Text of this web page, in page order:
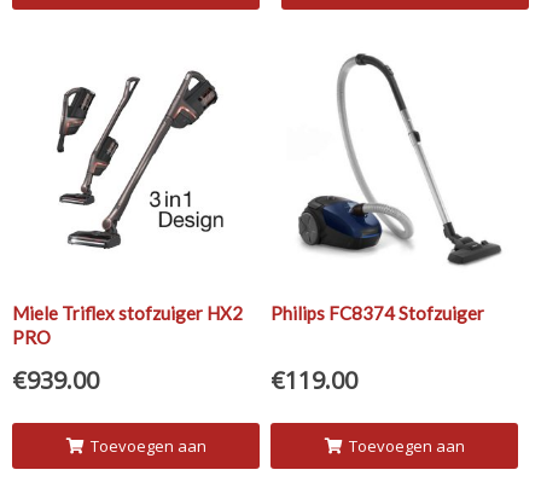
Miele Triflex stofzuiger HX2
PRO
€939.00
Toevoegen aan
Philips FC8374 Stofzuiger
€119.00
Toevoegen aan